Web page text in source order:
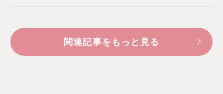
関連記事をもっと見る